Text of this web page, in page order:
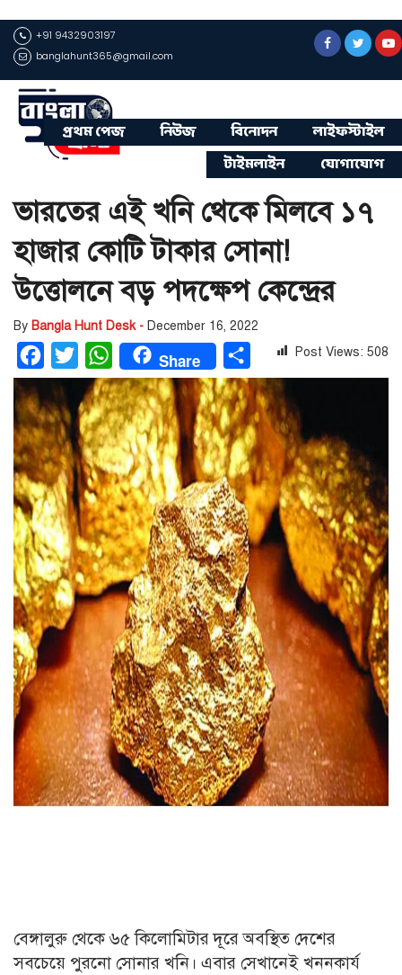
+91 9432903197
banglahunt365@gmail.com
প্রথম পেজ নিউজ বিনোদন
লাইফস্টাইল
টাইমলাইন
যোগাযোগ
ভারতের এই খনি থেকে মিলবে ১৭
হাজার কোটি টাকার সোনা!
উত্তোলনে বড় পদক্ষেপ কেন্দ্রের
By Bangla Hunt Desk - December 16, 2022
Facebook
Twitter WhatsAppShare Share Post Views: 508
বেঙ্গালুরু থেকে ৬৫ কিলোমিটার দূরে অবস্থিত দেশের
সবচেয়ে পুরনো সোনার খনি। এবার সেখানেই খননকার্য